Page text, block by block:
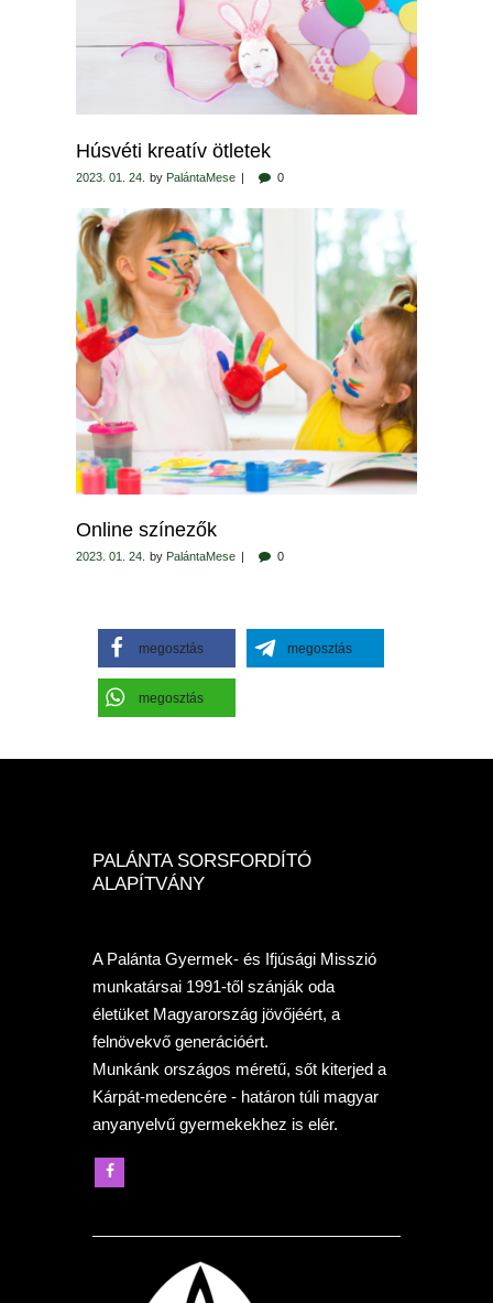
Húsvéti kreatív ötletek
2023. 01. 24. by PalántaMese 0
Online színezők
2023. 01. 24. by PalántaMese 0
megosztás megosztás
megosztás
PALÁNTA SORSFORDÍTÓ
ALAPÍTVÁNY
A Palánta Gyermek- és Ifjúsági Misszió
munkatársai 1991-től szánják oda
életüket Magyarország jövőjéért, a
felnövekvő generációért.
Munkánk országos méretű, sőt kiterjed a
Kárpát-medencére - határon túli magyar
anyanyelvű gyermekekhez is elér.